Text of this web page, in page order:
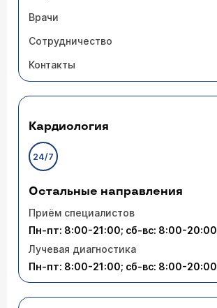
Врачи
Сотрудничество
Контакты
Кардиология
24/7
Остальные направления
Приём специалистов
Пн-пт: 8:00-21:00; сб-вс: 8:00-20:00
Лучевая диагностика
Пн-пт: 8:00-21:00; сб-вс: 8:00-20:00